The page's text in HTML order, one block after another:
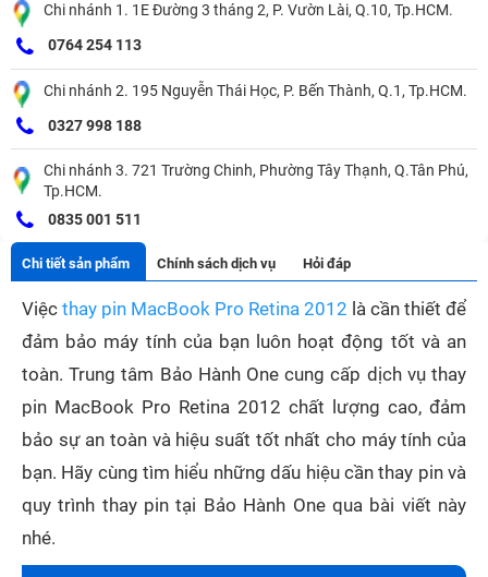
Chi nhánh 1. 1E Đường 3 tháng 2, P. Vườn Lài, Q.10, Tp.HCM.
0764 254 113
Chi nhánh 2. 195 Nguyễn Thái Học, P. Bến Thành, Q.1, Tp.HCM.
0327 998 188
Chi nhánh 3. 721 Trường Chinh, Phường Tây Thạnh, Q.Tân Phú,
Tp.HCM.
0835 001 511
Chi tiết sản phẩm Chính sách dịch vụ Hỏi đáp
Việc thay pin MacBook Pro Retina 2012 là cần thiết để
đảm bảo máy tính của bạn luôn hoạt động tốt và an
toàn. Trung tâm Bảo Hành One cung cấp dịch vụ thay
pin MacBook Pro Retina 2012 chất lượng cao, đảm
bảo sự an toàn và hiệu suất tốt nhất cho máy tính của
bạn. Hãy cùng tìm hiểu những dấu hiệu cần thay pin và
quy trình thay pin tại Bảo Hành One qua bài viết này
nhé.